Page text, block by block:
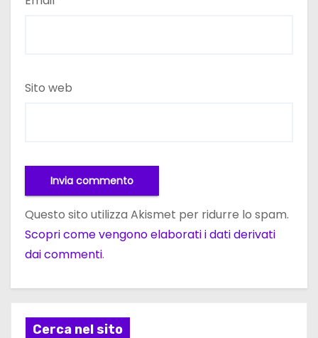
Sito web
Questo sito utilizza Akismet per ridurre lo spam.
Scopri come vengono elaborati i dati derivati
dai commenti.
Cerca nel sito